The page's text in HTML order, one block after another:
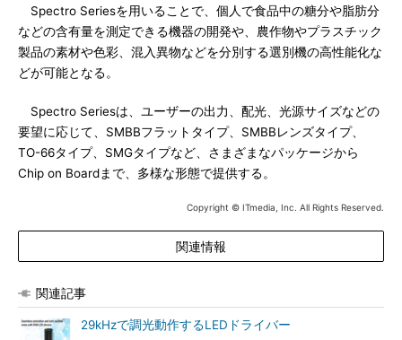
Spectro Seriesを用いることで、個人で食品中の糖分や脂肪分
などの含有量を測定できる機器の開発や、農作物やプラスチック
製品の素材や色彩、混入異物などを分別する選別機の高性能化な
どが可能となる。
Spectro Seriesは、ユーザーの出力、配光、光源サイズなどの
要望に応じて、SMBBフラットタイプ、SMBBレンズタイプ、
TO-66タイプ、SMGタイプなど、さまざまなパッケージから
Chip on Boardまで、多様な形態で提供する。
Copyright © ITmedia, Inc. All Rights Reserved.
関連情報
関連記事
29kHzで調光動作するLEDドライバー